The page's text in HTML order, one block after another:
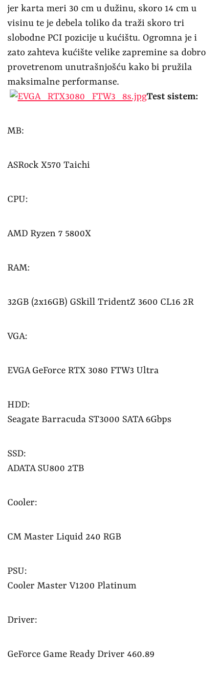
jer karta meri 30 cm u dužinu, skoro 14 cm u
visinu te je debela toliko da traži skoro tri
slobodne PCI pozicije u kućištu. Ogromna je i
zato zahteva kućište velike zapremine sa dobro
provetrenom unutrašnjošću kako bi pružila
maksimalne performanse.
Test sistem:
MB:
ASRock X570 Taichi
CPU:
AMD Ryzen 7 5800X
RAM:
32GB (2x16GB) GSkill TridentZ 3600 CL16 2R
VGA:
EVGA GeForce RTX 3080 FTW3 Ultra
HDD:
Seagate Barracuda ST3000 SATA 6Gbps
SSD:
ADATA SU800 2TB
Cooler:
CM Master Liquid 240 RGB
PSU:
Cooler Master V1200 Platinum
Driver:
GeForce Game Ready Driver 460.89